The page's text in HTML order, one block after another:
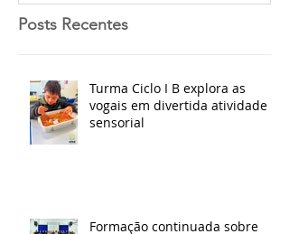
Posts Recentes
Turma Ciclo I B explora as
vogais em divertida atividade
sensorial
Formação continuada sobre